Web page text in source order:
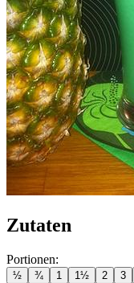
Zutaten
Portionen:
½ ¾ 1 1½ 2 3